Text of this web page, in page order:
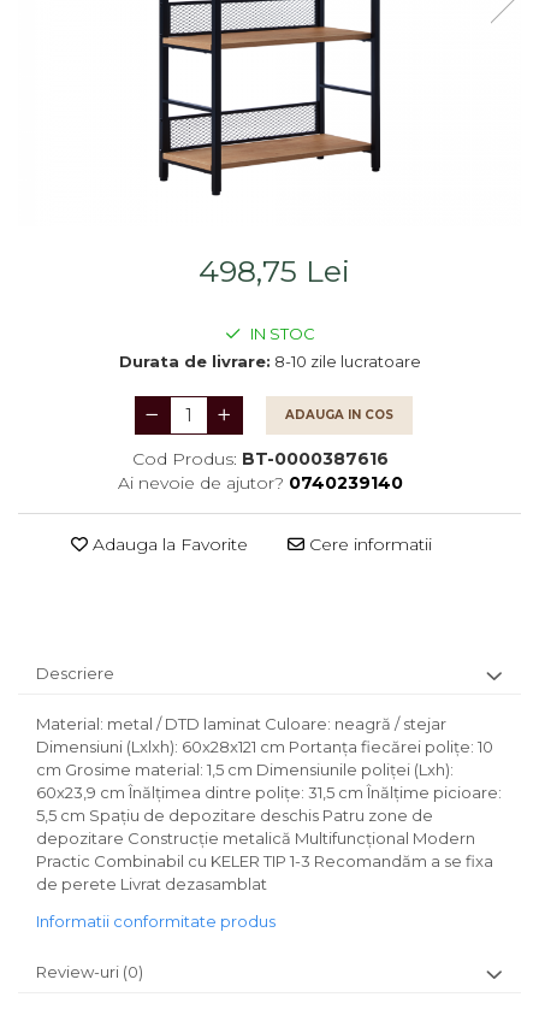
Scaune living/dining
Set mobilier Living
Seturi masa +scaune
Seturi dormitoare
saltea/Somiere/Gratii
498,75 Lei
IN STOC
Durata de livrare: 8-10 zile lucratoare
ADAUGA IN COS
Cod Produs: BT-0000387616
Ai nevoie de ajutor? 0740239140
Adauga la Favorite Cere informatii
Descriere
Material: metal / DTD laminat Culoare: neagră / stejar
Dimensiuni (Lxlxh): 60x28x121 cm Portanţa fiecărei poliţe: 10
cm Grosime material: 1,5 cm Dimensiunile poliţei (Lxh):
60x23,9 cm Înălţimea dintre poliţe: 31,5 cm Înălţime picioare:
5,5 cm Spaţiu de depozitare deschis Patru zone de
depozitare Construcţie metalică Multifuncţional Modern
Practic Combinabil cu KELER TIP 1-3 Recomandăm a se fixa
de perete Livrat dezasamblat
Informatii conformitate produs
Review-uri (0)